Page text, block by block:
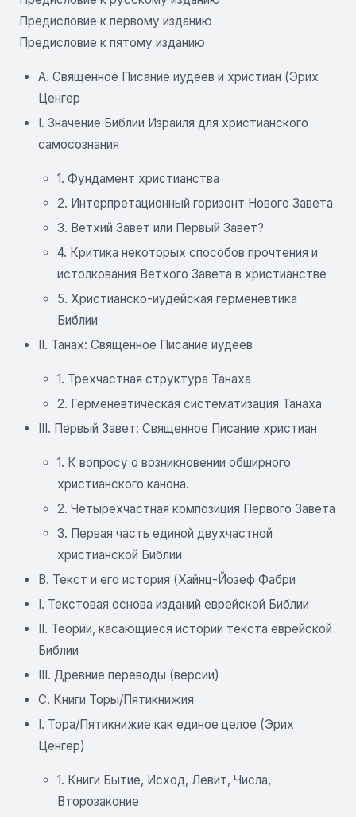
Предисловие к первому изданию
Предисловие к пятому изданию
A. Священное Писание иудеев и христиан (Эрих
Ценгер
I. Значение Библии Израиля для христианского
самосознания
1. Фундамент христианства
2. Интерпретационный горизонт Нового Завета
3. Ветхий Завет или Первый Завет?
4. Критика некоторых способов прочтения и
истолкования Ветхого Завета в христианстве
5. Христианско-иудейская герменевтика
Библии
II. Танах: Священное Писание иудеев
1. Трехчастная структура Танаха
2. Герменевтическая систематизация Танаха
III. Первый Завет: Священное Писание христиан
1. К вопросу о возникновении обширного
христианского канона.
2. Четырехчастная композиция Первого Завета
3. Первая часть единой двухчастной
христианской Библии
B. Текст и его история (Хайнц-Йозеф Фабри
I. Текстовая основа изданий еврейской Библии
II. Теории, касающиеся истории текста еврейской
Библии
III. Древние переводы (версии)
C. Книги Торы/Пятикнижия
I. Тора/Пятикнижие как единое целое (Эрих
Ценгер)
1. Книги Бытие, Исход, Левит, Числа,
Второзаконие